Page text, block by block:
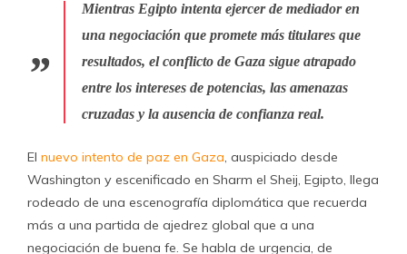
Mientras Egipto intenta ejercer de mediador en
una negociación que promete más titulares que
resultados, el conflicto de Gaza sigue atrapado
entre los intereses de potencias, las amenazas
cruzadas y la ausencia de confianza real.
El nuevo intento de paz en Gaza, auspiciado desde
Washington y escenificado en Sharm el Sheij, Egipto, llega
rodeado de una escenografía diplomática que recuerda
más a una partida de ajedrez global que a una
negociación de buena fe. Se habla de urgencia, de